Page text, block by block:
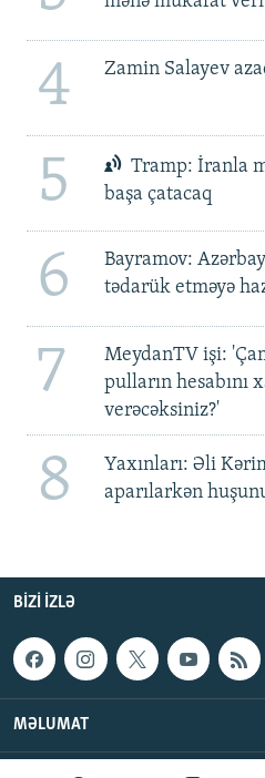
4 Zamin Salayev
5
Tramp: İranla
başa çatacaq
6
Bayramov:
tədarük etməyə
7
MeydanTV işi:
pulların hesabını
verəcəksiniz?'
8
Yaxınları: Əli
aparılarkən
BIZI IZLƏ
MƏLUMAT